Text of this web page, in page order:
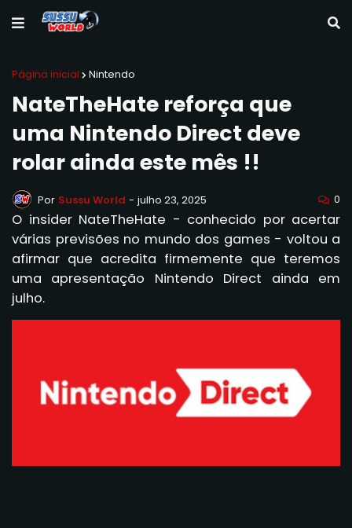
Página inicial Nintendo
NateTheHate reforça que
uma Nintendo Direct deve
rolar ainda este mês !!
Por Sussu World - julho 23, 2025 0
O insider NateTheHate - conhecido por acertar
várias previsões no mundo dos games - voltou a
afirmar que acredita firmemente que teremos
uma apresentação Nintendo Direct ainda em
julho.